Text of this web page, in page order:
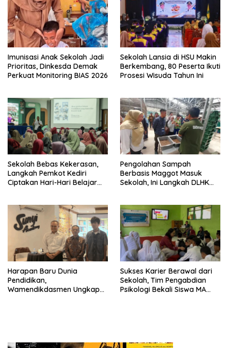
Imunisasi Anak Sekolah Jadi
Prioritas, Dinkesda Demak
Perkuat Monitoring BIAS 2026
Sekolah Lansia di HSU Makin
Berkembang, 80 Peserta Ikuti
Prosesi Wisuda Tahun Ini
Sekolah Bebas Kekerasan,
Langkah Pemkot Kediri
Ciptakan Hari-Hari Belajar
Pengolahan Sampah
Berbasis Maggot Masuk
Sekolah, Ini Langkah DLHK
Harapan Baru Dunia
Pendidikan,
Wamendikdasmen Ungkap
Sukses Karier Berawal dari
Sekolah, Tim Pengabdian
Psikologi Bekali Siswa MA